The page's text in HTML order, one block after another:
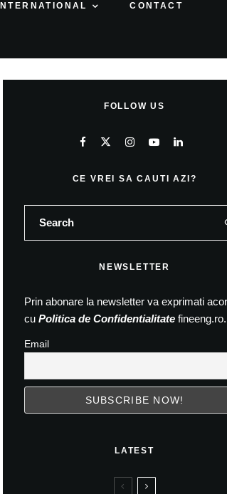
INTERNATIONAL CONTACT
FOLLOW US
CE VREI SA CAUTI AZI?
NEWSLETTER
Prin abonare la newsletter va exprimati
cu Politica de Confidentialitate fineeng.ro.
Email
LATEST